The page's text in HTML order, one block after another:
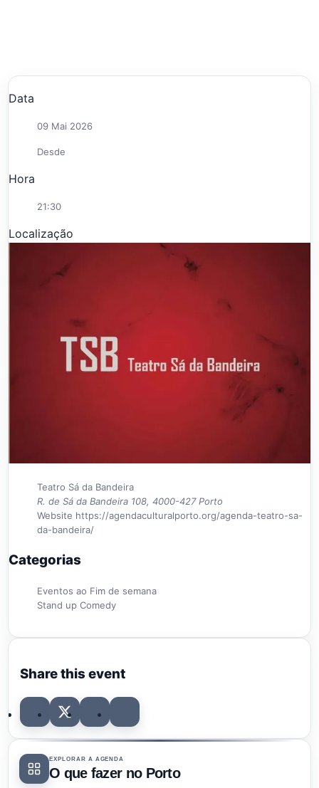
Data
09 Mai 2026
Desde
Hora
21:30
Localização
Teatro Sá da Bandeira
R. de Sá da Bandeira 108, 4000-427 Porto
Website https://agendaculturalporto.org/agenda-teatro-sa-
da-bandeira/
Categorias
Eventos ao Fim de semana
Stand up Comedy
Share this event
EXPLORAR A AGENDA
O que fazer no Porto